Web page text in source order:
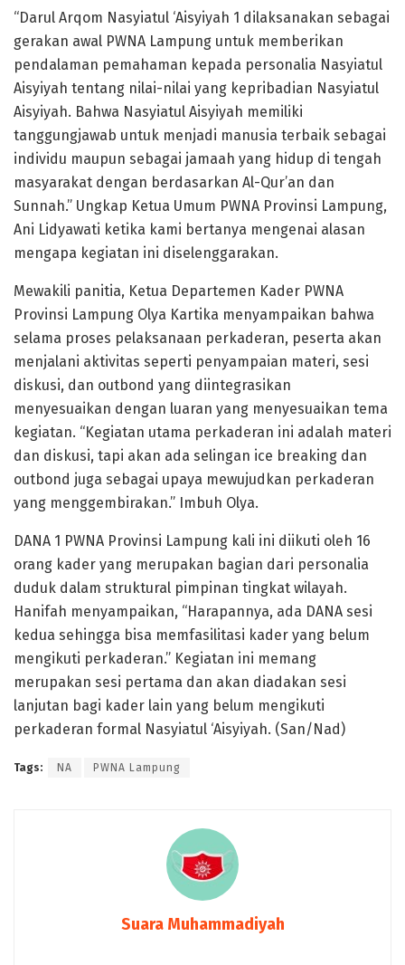
“Darul Arqom Nasyiatul ‘Aisyiyah 1 dilaksanakan sebagai
gerakan awal PWNA Lampung untuk memberikan
pendalaman pemahaman kepada personalia Nasyiatul
Aisyiyah tentang nilai-nilai yang kepribadian Nasyiatul
Aisyiyah. Bahwa Nasyiatul Aisyiyah memiliki
tanggungjawab untuk menjadi manusia terbaik sebagai
individu maupun sebagai jamaah yang hidup di tengah
masyarakat dengan berdasarkan Al-Qur’an dan
Sunnah.” Ungkap Ketua Umum PWNA Provinsi Lampung,
Ani Lidyawati ketika kami bertanya mengenai alasan
mengapa kegiatan ini diselenggarakan.
Mewakili panitia, Ketua Departemen Kader PWNA
Provinsi Lampung Olya Kartika menyampaikan bahwa
selama proses pelaksanaan perkaderan, peserta akan
menjalani aktivitas seperti penyampaian materi, sesi
diskusi, dan outbond yang diintegrasikan
menyesuaikan dengan luaran yang menyesuaikan tema
kegiatan. “Kegiatan utama perkaderan ini adalah materi
dan diskusi, tapi akan ada selingan ice breaking dan
outbond juga sebagai upaya mewujudkan perkaderan
yang menggembirakan.” Imbuh Olya.
DANA 1 PWNA Provinsi Lampung kali ini diikuti oleh 16
orang kader yang merupakan bagian dari personalia
duduk dalam struktural pimpinan tingkat wilayah.
Hanifah menyampaikan, “Harapannya, ada DANA sesi
kedua sehingga bisa memfasilitasi kader yang belum
mengikuti perkaderan.” Kegiatan ini memang
merupakan sesi pertama dan akan diadakan sesi
lanjutan bagi kader lain yang belum mengikuti
perkaderan formal Nasyiatul ‘Aisyiyah. (San/Nad)
Tags: NA PWNA Lampung
Suara Muhammadiyah